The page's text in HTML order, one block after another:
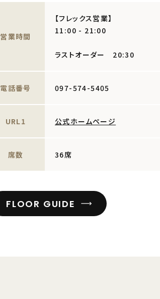
営業時間
【フレックス営業】
11:00 - 21:00
ラストオーダー 20:30
電話番号 097-574-5405
URL1 公式ホームページ
席数 36席
FLOOR GUIDE